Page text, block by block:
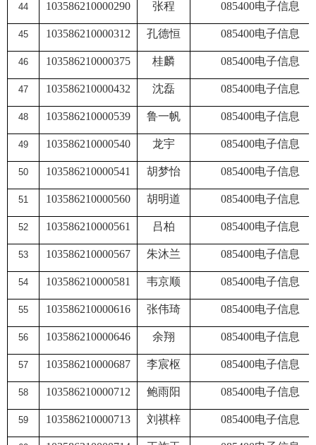
44 103586210000290 张程 085400电子信息
45 103586210000312 孔德恒 085400电子信息
46 103586210000375 桂麟 085400电子信息
47 103586210000432 沈磊 085400电子信息
48 103586210000539 鲁一帆 085400电子信息
49 103586210000540 龙宇 085400电子信息
50 103586210000541 胡梦怡 085400电子信息
51 103586210000560 胡明道 085400电子信息
52 103586210000561 吕柏 085400电子信息
53 103586210000567 朱沐兰 085400电子信息
54 103586210000581 韦京顺 085400电子信息
55 103586210000616 张伟琦 085400电子信息
56 103586210000646 余翔 085400电子信息
57 103586210000687 李宸枢 085400电子信息
58 103586210000712 鲍雨阳 085400电子信息
59 103586210000713 刘祺梓 085400电子信息